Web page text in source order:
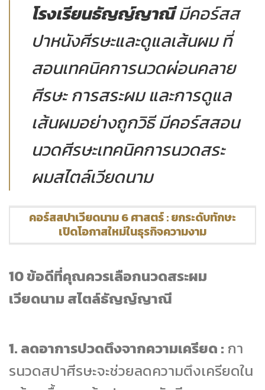
โรงเรียนธัญญ์ญาณีมีคอร์สส
ปาหนังศีรษะและดูแลเส้นผม ที่
สอนเทคนิคการนวดผ่อนคลาย
ศีรษะ การสระผม และการดูแล
เส้นผมอย่างถูกวิธี มีคอร์สสอน
นวดศีรษะเทคนิคการนวดสระ
ผมสไตล์เวียดนาม
คอร์สสปาเวียดนาม 6 ศาสตร์ : ยกระดับทักษะ
เปิดโอกาสใหม่ในธุรกิจความงาม
10 ข้อดีที่คุณควรเลือกนวดสระผม
เวียดนาม สไตล์ธัญญ์ญาณี
1. ลดอาการปวดตึงจากความเครียด : กา
รนวดสปาศีรษะจะช่วยลดความตึงเครียดใน